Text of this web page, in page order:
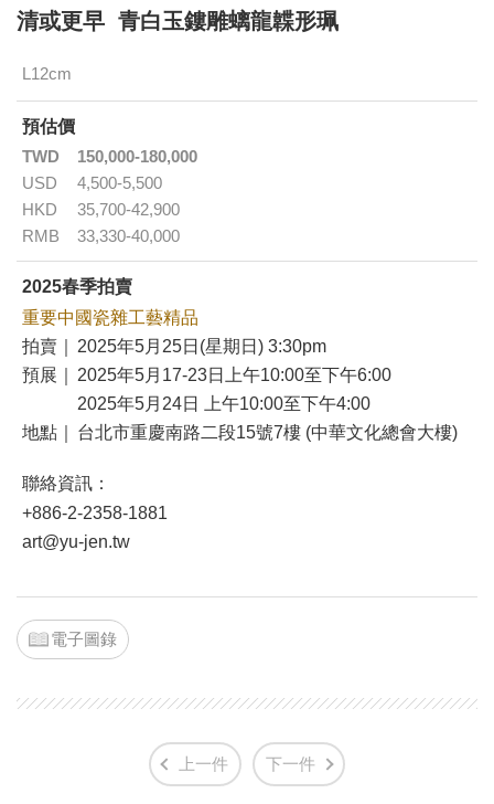
清或更早 青白玉鏤雕螭龍韘形珮
L12cm
預估價
TWD
150,000-180,000
USD
4,500-5,500
HKD
35,700-42,900
RMB
33,330-40,000
2025春季拍賣
重要中國瓷雜工藝精品
拍賣｜
2025年5月25日(星期日) 3:30pm
預展｜
2025年5月17-23日上午10:00至下午6:00
2025年5月24日 上午10:00至下午4:00
地點｜
台北市重慶南路二段15號7樓 (中華文化總會大樓)
聯絡資訊：
+886-2-2358-1881
art@yu-jen.tw
電子圖錄
上一件 下一件